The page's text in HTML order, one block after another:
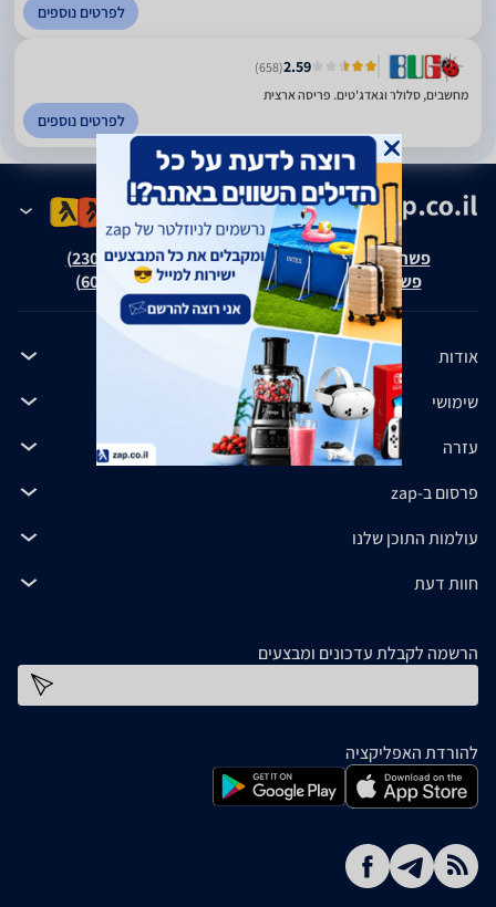
לפרטים נוספים
2.59
(658)
מחשבים, סלולר וגאדג'טים. פריסה ארצית
לפרטים נוספים
פשרה בת"צ אבנצ'יק נ' זאפ גרופ (ת"צ 23008-08-20)
פשרה בת"צ כהנים נ' זאפ גרופ (ת"צ 60371-12-19)
אודות
שימושי
עזרה
פרסום ב-zap
עולמות התוכן שלנו
חוות דעת
הרשמה לקבלת עדכונים ומבצעים
להורדת האפליקציה